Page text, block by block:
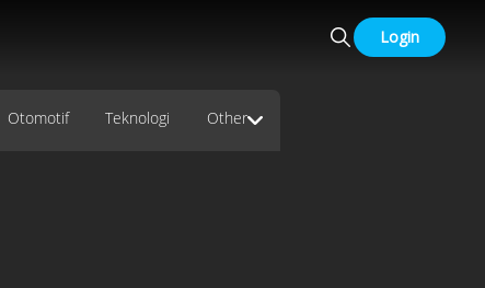
Login
Otomotif Teknologi Other